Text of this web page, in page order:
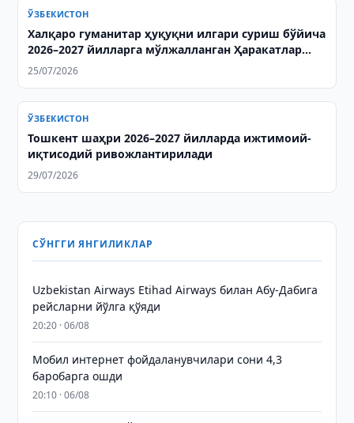
ЎЗБЕКИСТОН
Халқаро гуманитар ҳуқуқни илгари суриш бўйича
2026–2027 йилларга мўлжалланган Ҳаракатлар
режаси имзоланди
25/07/2026
ЎЗБЕКИСТОН
Тошкент шаҳри 2026–2027 йилларда ижтимоий-
иқтисодий ривожлантирилади
29/07/2026
СЎНГГИ ЯНГИЛИКЛАР
Uzbekistan Airways Etihad Airways билан Абу-Дабига
рейсларни йўлга қўяди
20:20 · 06/08
Мобил интернет фойдаланувчилари сони 4,3
баробарга ошди
20:10 · 06/08